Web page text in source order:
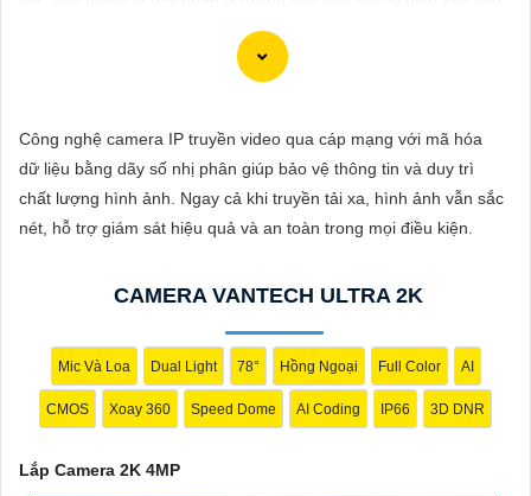
DỊCH
Dĩ Nam xin giới thiệu Camera 2K 4MP chuyên nghiệp cho dự án
của bạn. Camera này có độ phân giải cao, hình ảnh sắc nét, độ
bền cao và các tính năng an ninh thông minh. Bạn có thể sử
cho biết thêm chi tiết để chúng Từng công trình có thể hỗ trợ
Công nghệ camera IP truyền video qua cáp mạng với mã hóa
dữ liệu bằng dãy số nhị phân giúp bảo vệ thông tin và duy trì
chất lượng hình ảnh. Ngay cả khi truyền tải xa, hình ảnh vẫn sắc
nét, hỗ trợ giám sát hiệu quả và an toàn trong mọi điều kiện.
CAMERA VANTECH ULTRA 2K
Mic Và Loa Dual Light 78° Hồng Ngoại Full Color AI
CMOS Xoay 360 Speed Dome AI Coding IP66 3D DNR
Lắp Camera 2K 4MP